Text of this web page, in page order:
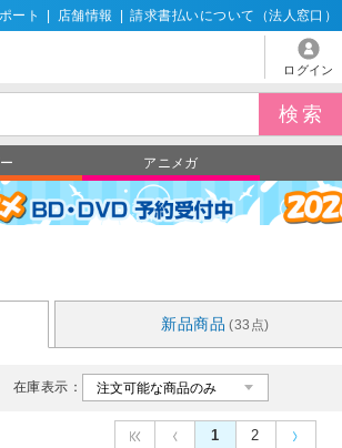
ート 店舗情報 請求書払いについて（法人窓口）
ログイン
アニメガ
新品商品 (33点)
在庫表示：
1 2